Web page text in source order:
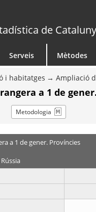
de
Serveis Mètodes
i habitatges Ampliació
a 1 de
Metodologia
a 1 de gener. Províncies